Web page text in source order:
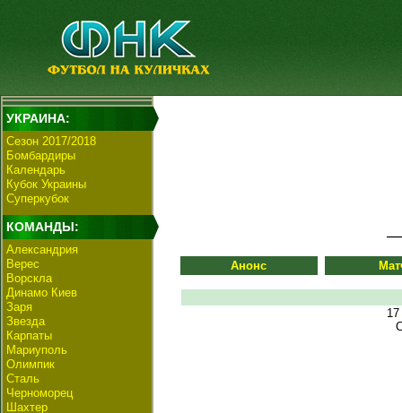
УКРАИНА:
Сезон 2017/2018
Бомбардиры
Календарь
Кубок Украины
Суперкубок
КОМАНДЫ:
Александрия
Верес
Ворскла
Динамо Киев
Заря
Звезда
Карпаты
Мариуполь
Олимпик
Сталь
Черноморец
Шахтер
Анонс